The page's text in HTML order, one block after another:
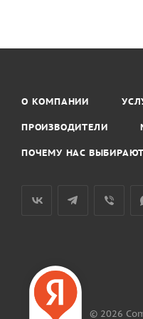
О КОМПАНИИ
ПРОИЗВОДИТЕЛИ
ПОЧЕМУ НАС
© 2026